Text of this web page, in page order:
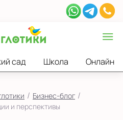
сад Школа Онлайн
/ Бизнес-блог /
и перспективы